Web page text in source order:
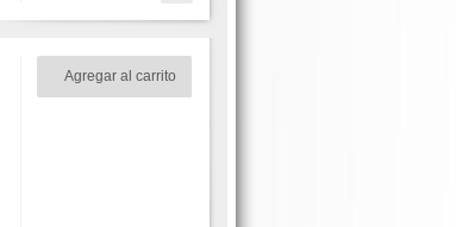
Agregar al carrito